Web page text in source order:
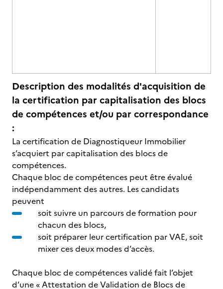
Description des modalités d'acquisition de
la certification par capitalisation des blocs
de compétences et/ou par correspondance
:
La certification de Diagnostiqueur Immobilier
s’acquiert par capitalisation des blocs de
compétences.
Chaque bloc de compétences peut être évalué
indépendamment des autres. Les candidats
peuvent
soit suivre un parcours de formation pour
chacun des blocs,
soit préparer leur certification par VAE, soit
mixer ces deux modes d’accès.
Chaque bloc de compétences validé fait l’objet
d’une « Attestation de Validation de Blocs de